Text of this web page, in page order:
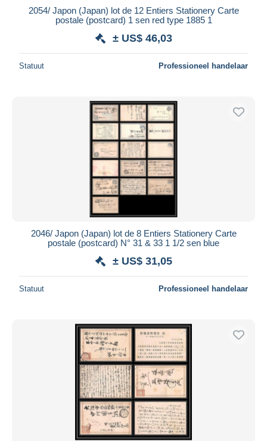
2054/ Japon (Japan) lot de 12 Entiers Stationery Carte
postale (postcard) 1 sen red type 1885 1
± US$ 46,03
Statuut Professioneel handelaar
2046/ Japon (Japan) lot de 8 Entiers Stationery Carte
postale (postcard) N° 31 & 33 1 1/2 sen blue
± US$ 31,05
Statuut Professioneel handelaar